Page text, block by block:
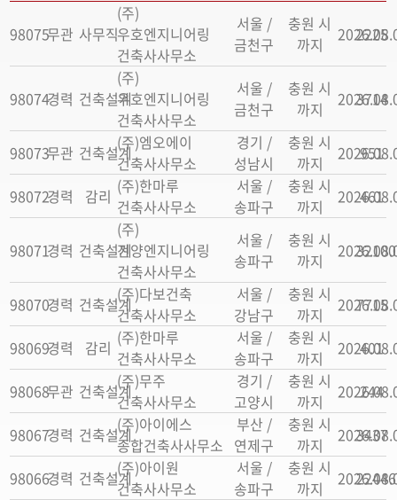
98075무관 사무직
(주)
우호엔지니어링
건축사사무소
서울 /
금천구
충원 시
까지
2225
98074경력 건축설계
(주)
우호엔지니어링
건축사사무소
서울 /
금천구
충원 시
까지
3714
98073무관 건축설계(주)엠오에이
건축사사무소
경기 /
성남시
충원 시
까지
951
98072경력 감리 (주)한마루
건축사사무소
서울 /
송파구
충원 시
까지
461
98071경력 건축설계
(주)
진양엔지니어링
건축사사무소
서울 /
송파구
충원 시
까지
32100
98070경력 건축설계(주)다보건축
건축사사무소
서울 /
강남구
충원 시
까지
7715
98069경력 감리 (주)한마루
건축사사무소
서울 /
송파구
충원 시
까지
401
98068무관 건축설계(주)무주
건축사사무소
경기 /
고양시
충원 시
까지
244
98067경력 건축설계(주)아이에스
종합건축사사무소
부산 /
연제구
충원 시
까지
3437
98066경력 건축설계(주)아이원
건축사사무소
서울 /
송파구
충원 시
까지
22446